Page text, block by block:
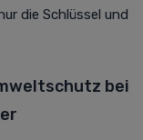
die Schlüssel und
bei